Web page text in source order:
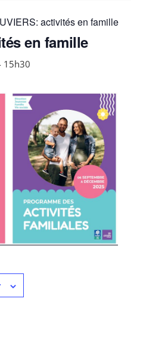
activités en famille
en famille
15h30